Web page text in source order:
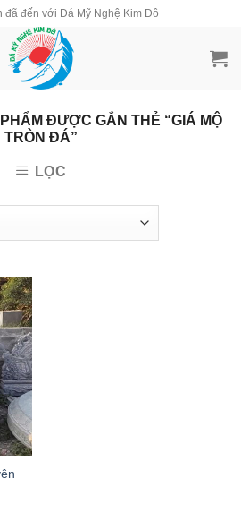
đã đến với Đá Mỹ Nghệ Kim Đô
ĐƯỢC GẮN THẺ “GIÁ MỘ
TRÒN ĐÁ”
LỌC